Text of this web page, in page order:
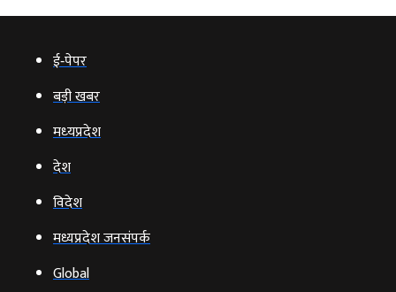
ई‑पेपर
बड़ी खबर
मध्‍यप्रदेश
देश
विदेश
मध्यप्रदेश जनसंपर्क
Global